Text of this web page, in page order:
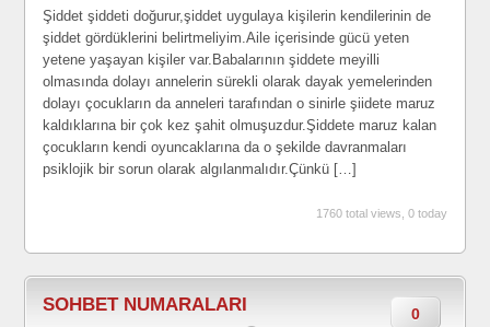
Şiddet şiddeti doğurur,şiddet uygulaya kişilerin kendilerinin de
şiddet gördüklerini belirtmeliyim.Aile içerisinde gücü yeten
yetene yaşayan kişiler var.Babalarının şiddete meyilli
olmasında dolayı annelerin sürekli olarak dayak yemelerinden
dolayı çocukların da anneleri tarafından o sinirle şiidete maruz
kaldıklarına bir çok kez şahit olmuşuzdur.Şiddete maruz kalan
çocukların kendi oyuncaklarına da o şekilde davranmaları
psiklojik bir sorun olarak algılanmalıdır.Çünkü […]
1760 total views, 0 today
0
SOHBET NUMARALARI